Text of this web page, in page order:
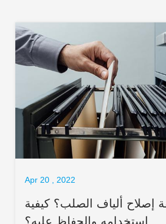
Apr 20 , 2022
إصلاح ألياف الصلب؟ كيفية
استخدامه والحفاظ عليه؟